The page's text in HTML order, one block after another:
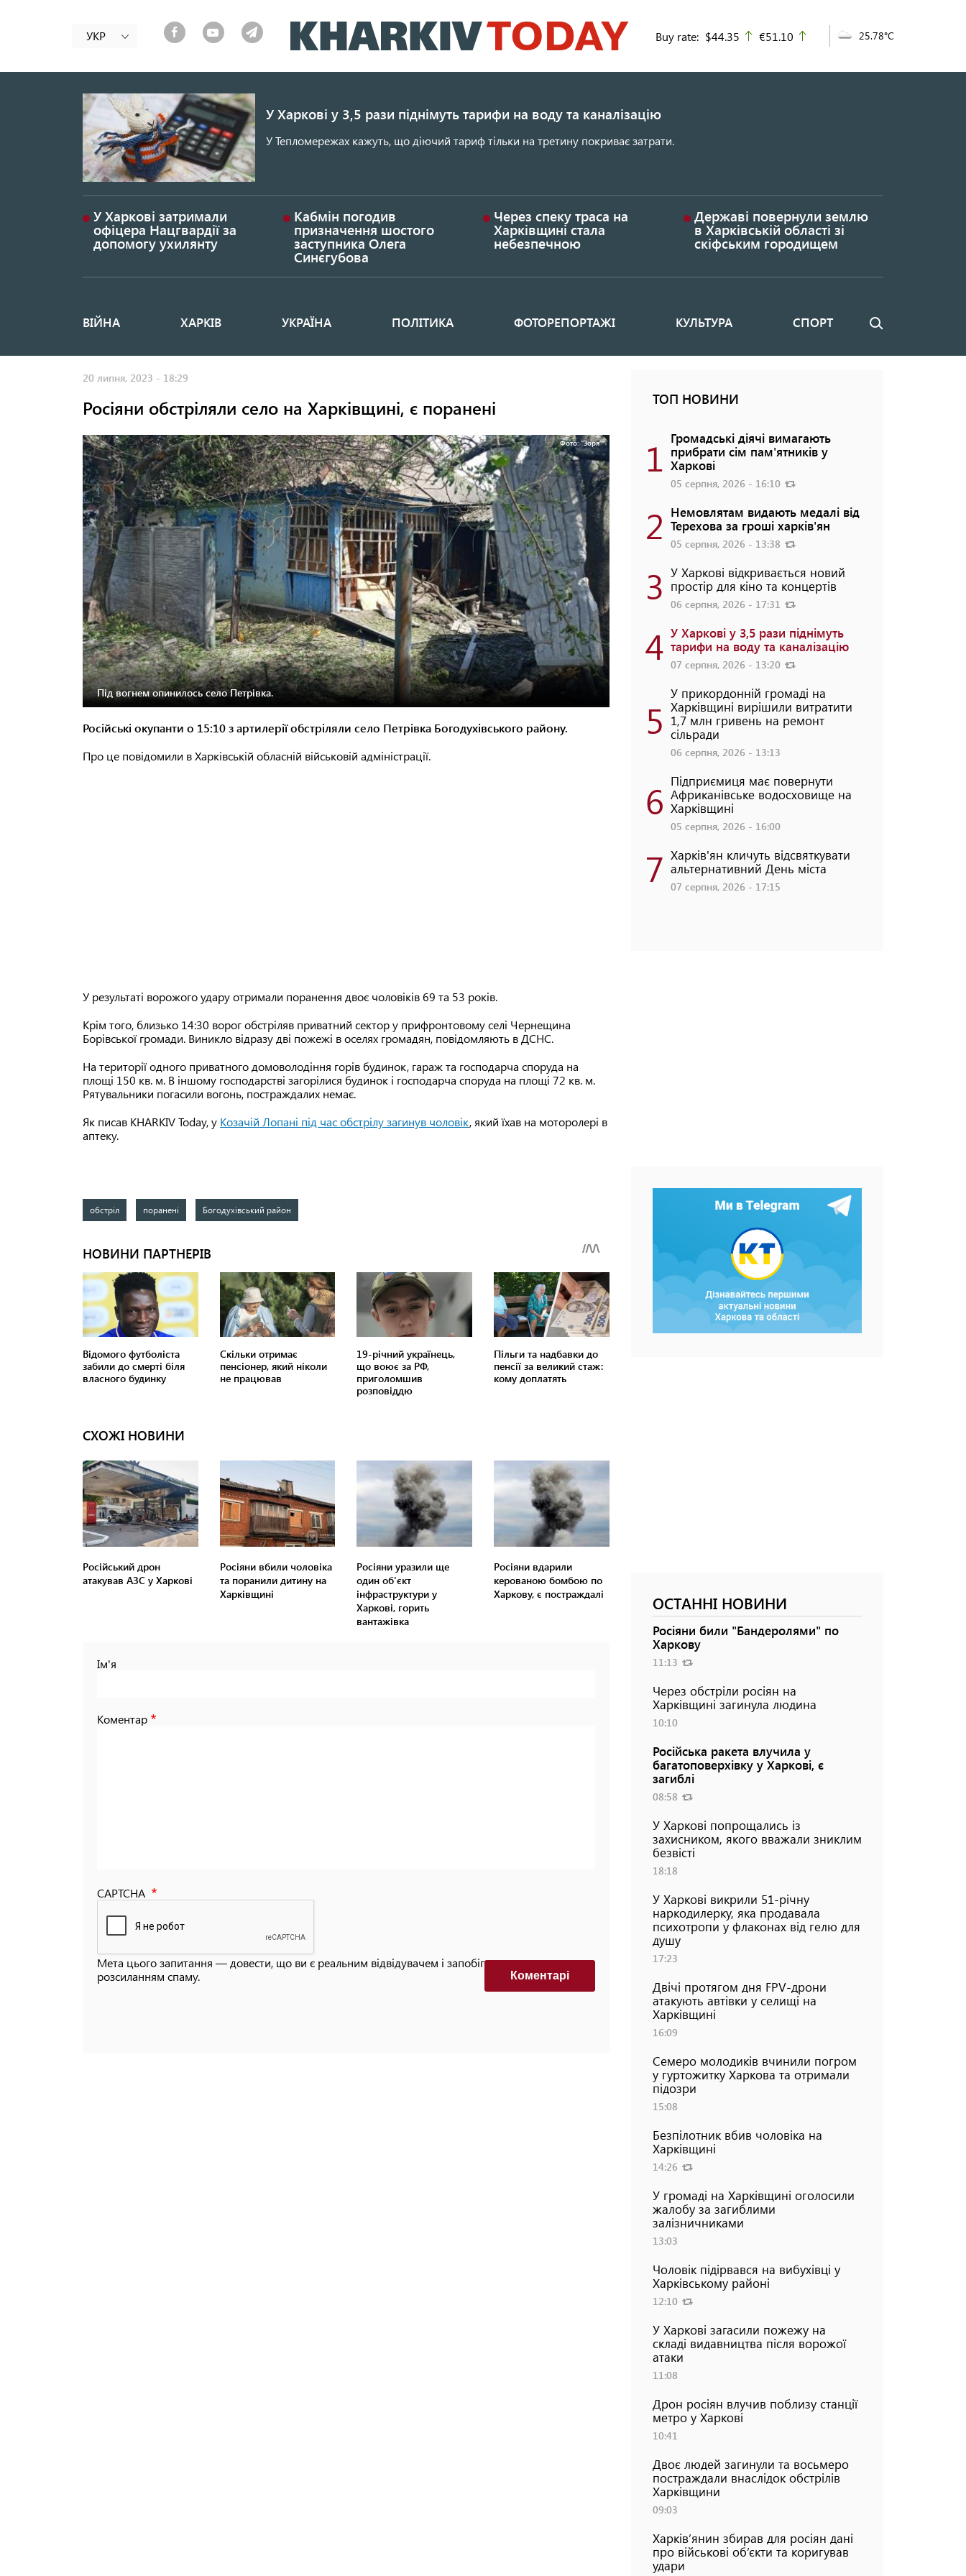
до
основного
УКР Buy rate: $44.35 up
€51.10 25.78°C
У Харкові у 3,5 рази піднімуть тарифи на воду та каналізацію
У Тепломережах кажуть, що діючий тариф тільки на третину покриває затрати.
У Харкові затримали
офіцера Нацгвардії за
допомогу ухилянту
Кабмін погодив
призначення шостого
заступника Олега
Синєгубова
Через спеку траса на
Харківщині стала
небезпечною
Державі повернули землю
в Харківській області зі
скіфським городищем
Основная
ВІЙНА ХАРКІВ УКРАЇНА ПОЛІТИКА ФОТОРЕПОРТАЖІ КУЛЬТУРА СПОРТ Пошук
20 липня, 2023 - 18:29
Росіяни обстріляли село на Харківщині, є поранені
Фото: "Зоря"
Під вогнем опинилось село Петрівка.
Російські окупанти о 15:10 з артилерії обстріляли село Петрівка Богодухівського району.
Про це повідомили в Харківській обласній військовій адміністрації.
У результаті ворожого удару отримали поранення двоє чоловіків 69 та 53 років.
Крім того, близько 14:30 ворог обстріляв приватний сектор у прифронтовому селі Чернещина
Борівської громади. Виникло відразу дві пожежі в оселях громадян, повідомляють в ДСНС.
На території одного приватного домоволодіння горів будинок, гараж та господарча споруда на
площі 150 кв. м. В іншому господарстві загорілися будинок і господарча споруда на площі 72 кв. м.
Рятувальники погасили вогонь, постраждалих немає.
Як писав KHARKIV Today, у Козачій Лопані під час обстрілу загинув чоловік, який їхав на моторолері в
аптеку.
обстріл поранені Богодухівський район
СХОЖІ НОВИНИ
Російський дрон
атакував АЗС у Харкові
Росіяни вбили чоловіка
та поранили дитину на
Харківщині
Росіяни уразили ще
один об'єкт
інфраструктури у
Харкові, горить
вантажівка
Росіяни вдарили
керованою бомбою по
Харкову, є постраждалі
Ім'я
Коментар
CAPTCHA
Мета цього запитання — довести, що ви є реальним відвідувачем і запобігти автоматизованим
розсиланням спаму.
Коментарi
ТОП НОВИНИ
1 Громадські діячі вимагають
прибрати сім пам'ятників у
Харкові
05 серпня, 2026 - 16:10
2 Немовлятам видають медалі від
Терехова за гроші харків'ян
05 серпня, 2026 - 13:38
3 У Харкові відкривається новий
простір для кіно та концертів
06 серпня, 2026 - 17:31
4 У Харкові у 3,5 рази піднімуть
тарифи на воду та каналізацію
07 серпня, 2026 - 13:20
5
У прикордонній громаді на
Харківщині вирішили витратити
1,7 млн гривень на ремонт
сільради
06 серпня, 2026 - 13:13
6 Підприємиця має повернути
Африканівське водосховище на
Харківщині
05 серпня, 2026 - 16:00
7 Харків'ян кличуть відсвяткувати
альтернативний День міста
07 серпня, 2026 - 17:15
ОСТАННІ НОВИНИ
Росіяни били "Бандеролями" по
Харкову
11:13
Через обстріли росіян на
Харківщині загинула людина
10:10
Російська ракета влучила у
багатоповерхівку у Харкові, є
загиблі
08:58
У Харкові попрощались із
захисником, якого вважали зниклим
безвісті
18:18
У Харкові викрили 51-річну
наркодилерку, яка продавала
психотропи у флаконах від гелю для
душу
17:23
Двічі протягом дня FPV-дрони
атакують автівки у селищі на
Харківщині
16:09
Семеро молодиків вчинили погром
у гуртожитку Харкова та отримали
підозри
15:08
Безпілотник вбив чоловіка на
Харківщині
14:26
У громаді на Харківщині оголосили
жалобу за загиблими
залізничниками
13:03
Чоловік підірвався на вибухівці у
Харківському районі
12:10
У Харкові загасили пожежу на
складі видавництва після ворожої
атаки
11:08
Дрон росіян влучив поблизу станції
метро у Харкові
10:41
Двоє людей загинули та восьмеро
постраждали внаслідок обстрілів
Харківщини
09:03
Харків’янин збирав для росіян дані
про військові об’єкти та коригував
удари